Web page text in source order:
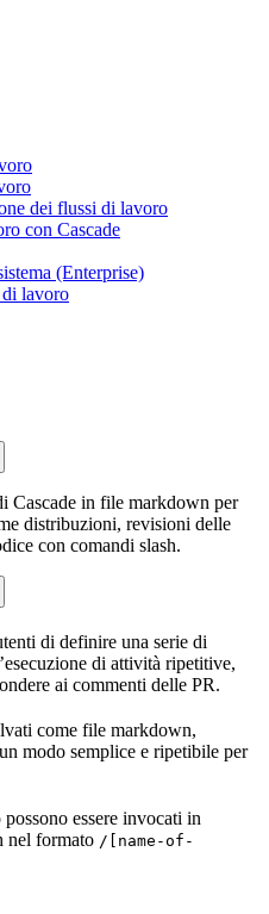
dei flussi di lavoro
con Cascade
(Enterprise)
di lavoro
Cascade in file markdown per
distribuzioni, revisioni delle
con comandi slash.
di definire una serie di
di attività ripetitive,
ai commenti delle PR.
come file markdown,
modo semplice e ripetibile per
essere invocati in
nel formato /[name-of-